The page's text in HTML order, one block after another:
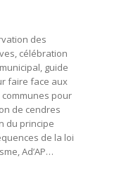
des
célébration
guide
faire face aux
pour
de cendres
du principe
de la loi
Ad’AP…